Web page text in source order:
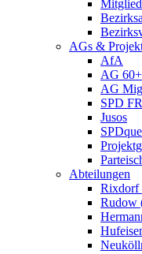
AGs &
AfA
AG 60+
AG
SPD
Jusos
Abteilungen
Rixdorf
Rudow